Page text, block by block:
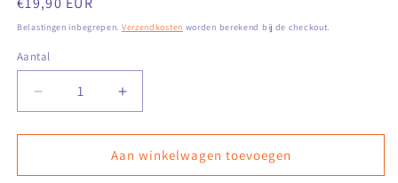
prijs
Belastingen inbegrepen. Verzendkosten worden berekend bij de checkout.
Aantal
Aantal
verlagen
voor
Wit
Aantal
verhogen
voor
Wisteria
Wit
Aan winkelwagen toevoegen